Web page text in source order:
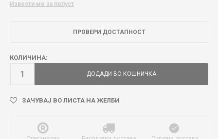
Извести ме за попуст
ПРОВЕРИ ДОСТАПНОСТ
КОЛИЧИНА:
ДОДАДИ ВО КОШНИЧКА
ЗАЧУВАЈ ВО ЛИСТА НА ЖЕЛБИ